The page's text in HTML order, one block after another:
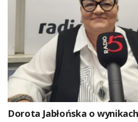
Dorota Jabłońska o